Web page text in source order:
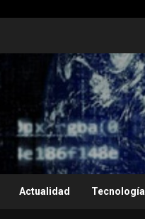
Actualidad Tecnología